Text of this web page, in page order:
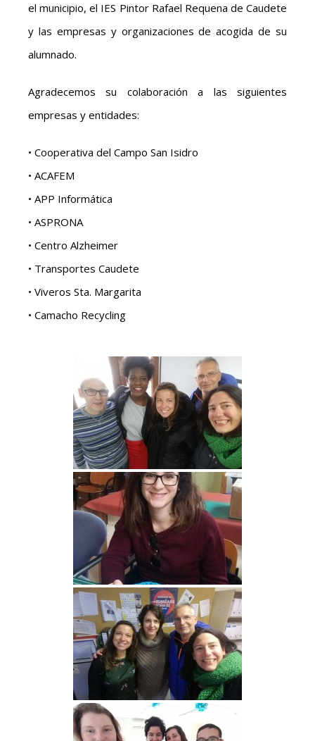
el municipio, el IES Pintor Rafael Requena de Caudete
y las empresas y organizaciones de acogida de su
alumnado.
Agradecemos su colaboración a las siguientes
empresas y entidades:
• Cooperativa del Campo San Isidro
• ACAFEM
• APP Informática
• ASPRONA
• Centro Alzheimer
• Transportes Caudete
• Viveros Sta. Margarita
• Camacho Recycling